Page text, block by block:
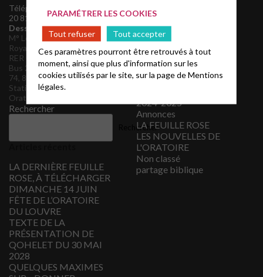
Téléphone pasteurs : 06 61
20 81 54 et 06 28 43 14 87
Desserte de l’Oratoire
M° Louvre-Rivoli ou Palais-
Royal–Musée du Louvre
RER Châtelet-Les Halles.
Bus 21, 27, 39, 67, 69, 72,
74, 85
Station Vélib’ n°1025
Oratoire-Rivoli
Rechercher
Rechercher
LA DERNIÈRE FEUILLE
ROSE, À TÉLÉCHARGER
DIMANCHE 14 JUIN
FÊTE DE L’ORATOIRE
DU LOUVRE
TEXTE DE LA
PRÉSENTATION DE
QOHELET DU 30 MAI
2028
QUELQUES MAXIMES
décembre 2020
novembre 2020
février 2018
Catégories
2012 – 2013
2016 – 2017
2024-2025
Annonces
LA FEUILLE ROSE
LES NOUVELLES DE
L'ORATOIRE
Non classé
partage biblique
PARAMÉTRER LES COOKIES
Tout refuser
Tout accepter
Ces paramètres pourront être retrouvés à tout
moment, ainsi que plus d'information sur les
cookies utilisés par le site, sur la page deMentions
légales.